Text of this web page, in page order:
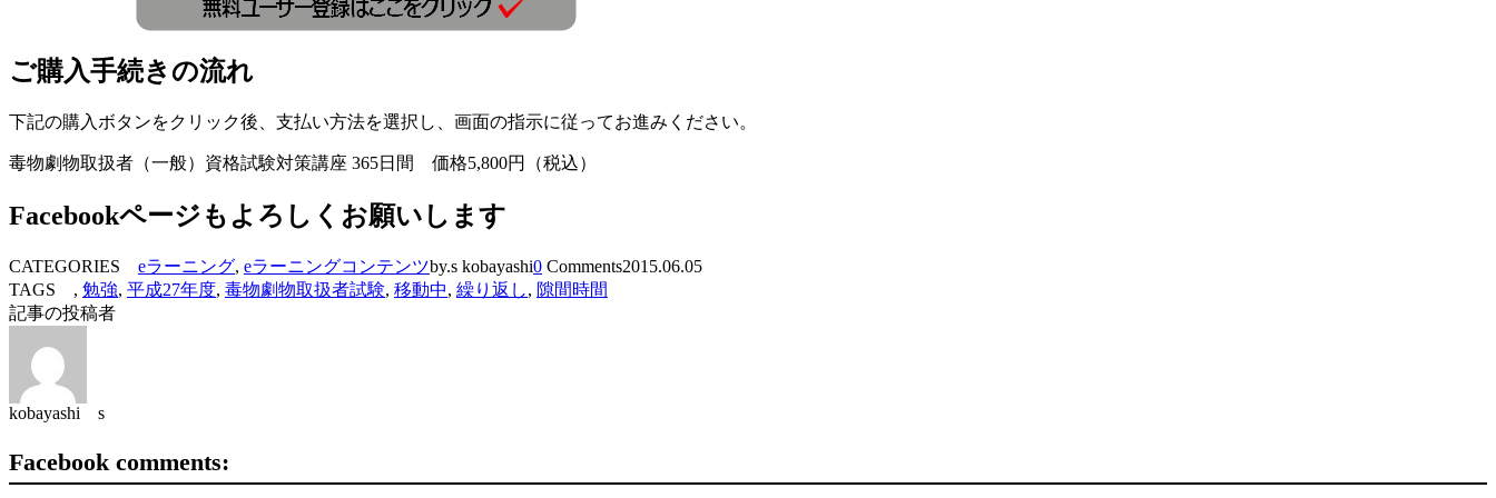
ご購入手続きの流れ
下記の購入ボタンをクリック後、支払い方法を選択し、画面の指示に従ってお進みください。
毒物劇物取扱者（一般）資格試験対策講座 365日間 価格5,800円（税込）
Facebookページもよろしくお願いします
CATEGORIES eラーニング, eラーニングコンテンツby.s kobayashi0 Comments2015.06.05
TAGS , 勉強, 平成27年度, 毒物劇物取扱者試験, 移動中, 繰り返し, 隙間時間
記事の投稿者
kobayashi s
Facebook comments: